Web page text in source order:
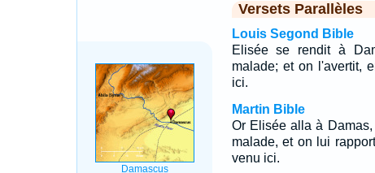
Versets Parallèles
Louis Segond Bible
Elisée se rendit à
malade; et on l'avertit,
ici.
Martin Bible
Or Elisée alla à
malade, et on lui
venu ici.